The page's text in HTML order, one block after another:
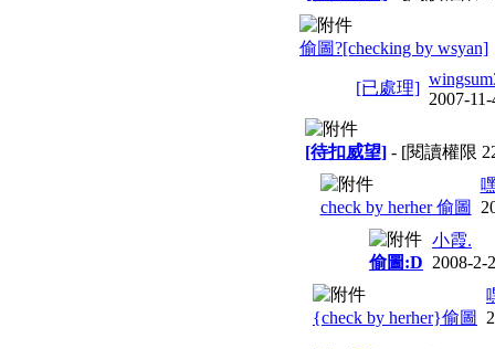
偷圖?[checking by wsyan]
[已處理]
2007-11-
[待扣威望] - [閱讀權限
check by herher 偷圖
偷圖:D
小霞.
2008-2-
{check by herher}偷圖